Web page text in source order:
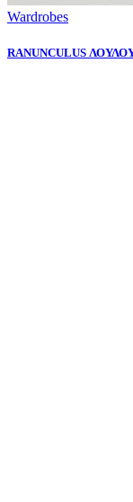
Wardrobes
RANUNCULUS